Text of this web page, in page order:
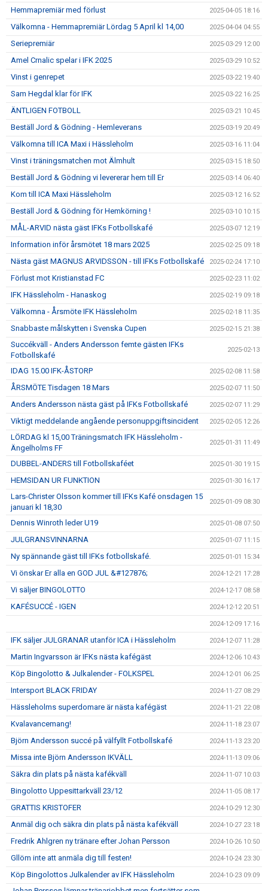
Hemmapremiär med förlust 2025-04-05 18:16
Välkomna - Hemmapremiär Lördag 5 April kl 14,00 2025-04-04 04:55
Seriepremiär 2025-03-29 12:00
Amel Crnalic spelar i IFK 2025 2025-03-29 10:52
Vinst i genrepet 2025-03-22 19:40
Sam Hegdal klar för IFK 2025-03-22 16:25
ÄNTLIGEN FOTBOLL 2025-03-21 10:45
Beställ Jord & Gödning - Hemleverans 2025-03-19 20:49
Välkomna till ICA Maxi i Hässleholm 2025-03-16 11:04
Vinst i träningsmatchen mot Älmhult 2025-03-15 18:50
Beställ Jord & Gödning vi levererar hem till Er 2025-03-14 06:40
Kom till ICA Maxi Hässleholm 2025-03-12 16:52
Beställ Jord & Gödning för Hemkörning ! 2025-03-10 10:15
MÅL-ARVID nästa gäst IFKs Fotbollskafé 2025-03-07 12:19
Information inför årsmötet 18 mars 2025 2025-02-25 09:18
Nästa gäst MAGNUS ARVIDSSON - till IFKs Fotbollskafé 2025-02-24 17:10
Förlust mot Kristianstad FC 2025-02-23 11:02
IFK Hässleholm - Hanaskog 2025-02-19 09:18
Välkomna - Årsmöte IFK Hässleholm 2025-02-18 11:35
Snabbaste målskytten i Svenska Cupen 2025-02-15 21:38
Succékväll - Anders Andersson femte gästen IFKs
Fotbollskafé
2025-02-13
IDAG 15.00 IFK-ÅSTORP 2025-02-08 11:58
ÅRSMÖTE Tisdagen 18 Mars 2025-02-07 11:50
Anders Andersson nästa gäst på IFKs Fotbollskafé 2025-02-07 11:29
Viktigt meddelande angående personuppgiftsincident 2025-02-05 12:26
LÖRDAG kl 15,00 Träningsmatch IFK Hässleholm -
Ängelholms FF
2025-01-31 11:49
DUBBEL-ANDERS till Fotbollskaféet 2025-01-30 19:15
HEMSIDAN UR FUNKTION 2025-01-30 16:17
Lars-Christer Olsson kommer till IFKs Kafé onsdagen 15
januari kl 18,30
2025-01-09 08:30
Dennis Winroth leder U19 2025-01-08 07:50
JULGRANSVINNARNA 2025-01-07 11:15
Ny spännande gäst till IFKs fotbollskafé. 2025-01-01 15:34
Vi önskar Er alla en GOD JUL &#127876; 2024-12-21 17:28
Vi säljer BINGOLOTTO 2024-12-17 08:58
KAFÉSUCCÉ - IGEN 2024-12-12 20:51
2024-12-09 17:16
IFK säljer JULGRANAR utanför ICA i Hässleholm 2024-12-07 11:28
Martin Ingvarsson är IFKs nästa kafégäst 2024-12-06 10:43
Köp Bingolotto & Julkalender - FOLKSPEL 2024-12-01 06:25
Intersport BLACK FRIDAY 2024-11-27 08:29
Hässleholms superdomare är nästa kafégäst 2024-11-21 22:08
Kvalavancemang! 2024-11-18 23:07
Björn Andersson succé på välfyllt Fotbollskafé 2024-11-13 23:20
Missa inte Björn Andersson IKVÄLL 2024-11-13 09:06
Säkra din plats på nästa kafékväll 2024-11-07 10:03
Bingolotto Uppesittarkväll 23/12 2024-11-05 08:17
GRATTIS KRISTOFER 2024-10-29 12:30
Anmäl dig och säkra din plats på nästa kafékväll 2024-10-27 23:18
Fredrik Ahlgren ny tränare efter Johan Persson 2024-10-26 10:50
Gllöm inte att anmäla dig till festen! 2024-10-24 23:30
Köp Bingolottos Julkalender av IFK Hässleholm 2024-10-23 09:09